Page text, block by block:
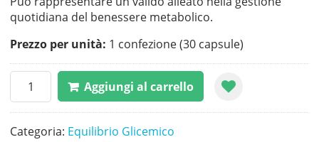
quotidiana del benessere metabolico.
Prezzo per unità: 1 confezione (30 capsule)
Balansulin
quantità
Aggiungi al carrello
Categoria: Equilibrio Glicemico